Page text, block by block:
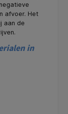
afvoer. Het
aan de
in